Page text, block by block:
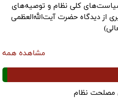
کلی نظام و توصیه‌های
از دیدگاه حضرت آیت‌الله‌العظمی
مشاهده همه
مصلحت نظام